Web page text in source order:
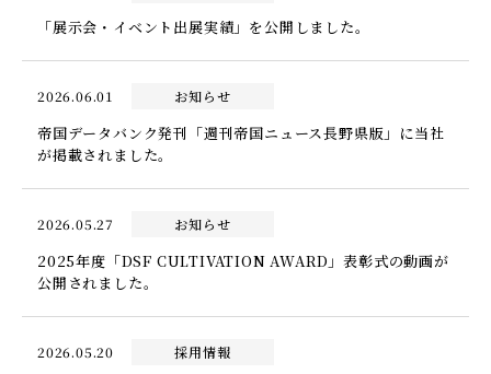
「展示会・イベント出展実績」を公開しました。
2026.06.01 お知らせ
帝国データバンク発刊「週刊帝国ニュース長野県版」に当社
が掲載されました。
2026.05.27 お知らせ
2025年度「DSF CULTIVATION AWARD」表彰式の動画が
公開されました。
2026.05.20 採用情報